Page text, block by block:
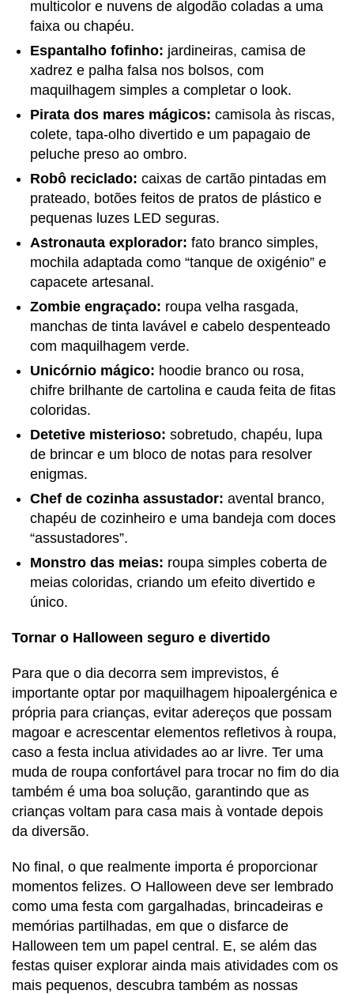
multicolor e nuvens de algodão coladas a uma
faixa ou chapéu.
Espantalho fofinho: jardineiras, camisa de
xadrez e palha falsa nos bolsos, com
maquilhagem simples a completar o look.
Pirata dos mares mágicos: camisola às riscas,
colete, tapa-olho divertido e um papagaio de
peluche preso ao ombro.
Robô reciclado: caixas de cartão pintadas em
prateado, botões feitos de pratos de plástico e
pequenas luzes LED seguras.
Astronauta explorador: fato branco simples,
mochila adaptada como “tanque de oxigénio” e
capacete artesanal.
Zombie engraçado: roupa velha rasgada,
manchas de tinta lavável e cabelo despenteado
com maquilhagem verde.
Unicórnio mágico: hoodie branco ou rosa,
chifre brilhante de cartolina e cauda feita de fitas
coloridas.
Detetive misterioso: sobretudo, chapéu, lupa
de brincar e um bloco de notas para resolver
enigmas.
Chef de cozinha assustador: avental branco,
chapéu de cozinheiro e uma bandeja com doces
“assustadores”.
Monstro das meias: roupa simples coberta de
meias coloridas, criando um efeito divertido e
único.
Tornar o Halloween seguro e divertido
Para que o dia decorra sem imprevistos, é
importante optar por maquilhagem hipoalergénica e
própria para crianças, evitar adereços que possam
magoar e acrescentar elementos refletivos à roupa,
caso a festa inclua atividades ao ar livre. Ter uma
muda de roupa confortável para trocar no fim do dia
também é uma boa solução, garantindo que as
crianças voltam para casa mais à vontade depois
da diversão.
No final, o que realmente importa é proporcionar
momentos felizes. O Halloween deve ser lembrado
como uma festa com gargalhadas, brincadeiras e
memórias partilhadas, em que o disfarce de
Halloween tem um papel central. E, se além das
festas quiser explorar ainda mais atividades com os
mais pequenos, descubra também as nossas